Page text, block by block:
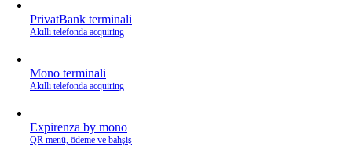
PrivatBank terminali
Akıllı telefonda acquiring
Mono terminali
Akıllı telefonda acquiring
Expirenza by mono
QR menü, ödeme ve bahşiş